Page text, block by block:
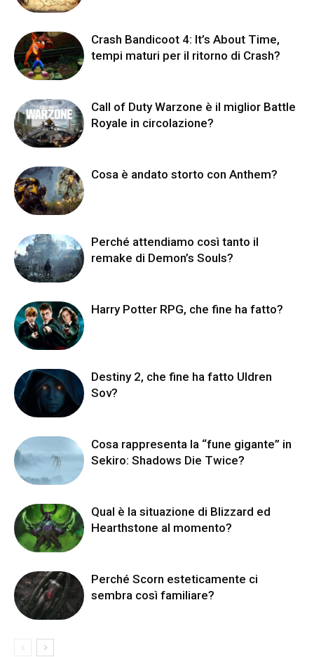
Crash Bandicoot 4: It’s About Time,
tempi maturi per il ritorno di Crash?
Call of Duty Warzone è il miglior Battle
Royale in circolazione?
Cosa è andato storto con Anthem?
Perché attendiamo così tanto il
remake di Demon’s Souls?
Harry Potter RPG, che fine ha fatto?
Destiny 2, che fine ha fatto Uldren
Sov?
Cosa rappresenta la “fune gigante” in
Sekiro: Shadows Die Twice?
Qual è la situazione di Blizzard ed
Hearthstone al momento?
Perché Scorn esteticamente ci
sembra così familiare?